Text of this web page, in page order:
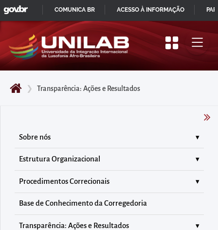
Pular
para
início
do
principal
Acessar
diretamente
o
Acessar
diretamente
❯ Transparência: Ações e Resultados
Sobre nós
Estrutura Organizacional
Procedimentos Correcionais
Base de Conhecimento da Corregedoria
Transparência: Ações e Resultados
IR
PARA
CONTEÚDO
GOVBR
COMUNICA BR ACESSO À INFORMAÇÃO